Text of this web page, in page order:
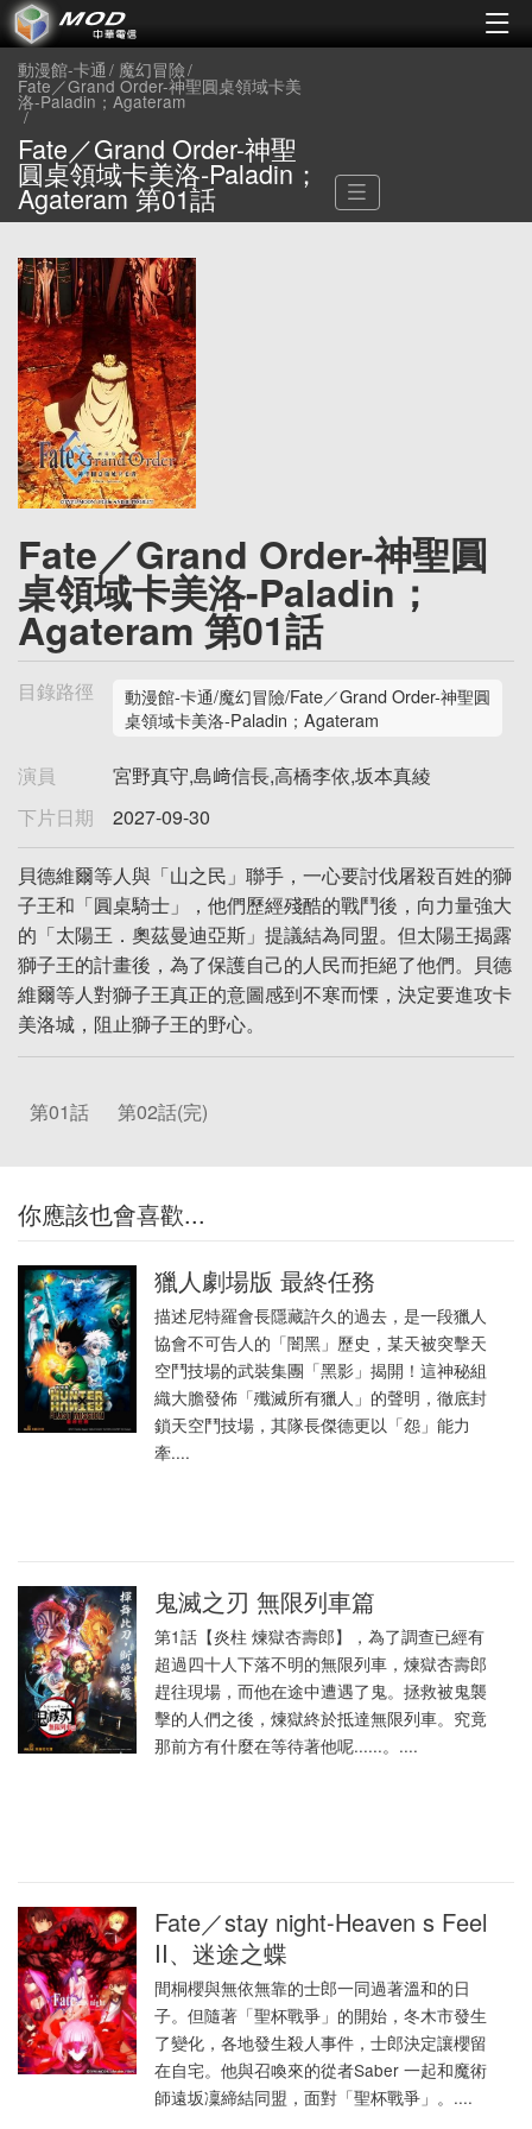
動漫館-卡通 魔幻冒險
Fate／Grand Order-神聖圓桌領域卡美
洛-Paladin；Agateram
Fate／Grand Order-神聖
圓桌領域卡美洛-Paladin；
Agateram 第01話
Fate／Grand Order-神聖圓
桌領域卡美洛-Paladin；
Agateram 第01話
目錄路徑
動漫館-卡通/魔幻冒險/Fate／Grand Order-神聖圓
桌領域卡美洛-Paladin；Agateram
演員
宮野真守,島﨑信長,高橋李依,坂本真綾
下片日期
2027-09-30
貝德維爾等人與「山之民」聯手，一心要討伐屠殺百姓的獅
子王和「圓桌騎士」，他們歷經殘酷的戰鬥後，向力量強大
的「太陽王．奧茲曼迪亞斯」提議結為同盟。但太陽王揭露
獅子王的計畫後，為了保護自己的人民而拒絕了他們。貝德
維爾等人對獅子王真正的意圖感到不寒而慄，決定要進攻卡
美洛城，阻止獅子王的野心。
第01話 第02話(完)
你應該也會喜歡...
獵人劇場版 最終任務
描述尼特羅會長隱藏許久的過去，是一段獵人
協會不可告人的「闇黑」歷史，某天被突擊天
空鬥技場的武裝集團「黑影」揭開！這神秘組
織大膽發佈「殲滅所有獵人」的聲明，徹底封
鎖天空鬥技場，其隊長傑德更以「怨」能力
牽....
鬼滅之刃 無限列車篇
第1話【炎柱 煉獄杏壽郎】，為了調查已經有
超過四十人下落不明的無限列車，煉獄杏壽郎
趕往現場，而他在途中遭遇了鬼。拯救被鬼襲
擊的人們之後，煉獄終於抵達無限列車。究竟
那前方有什麼在等待著他呢......。....
Fate／stay night-Heaven s Feel
II、迷途之蝶
間桐櫻與無依無靠的士郎一同過著溫和的日
子。但隨著「聖杯戰爭」的開始，冬木市發生
了變化，各地發生殺人事件，士郎決定讓櫻留
在自宅。他與召喚來的從者Saber 一起和魔術
師遠坂凜締結同盟，面對「聖杯戰爭」。....